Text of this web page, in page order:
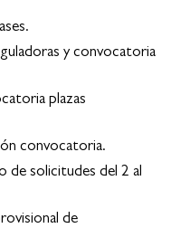
y convocatoria
plazas
convocatoria.
solicitudes del 2 al
de